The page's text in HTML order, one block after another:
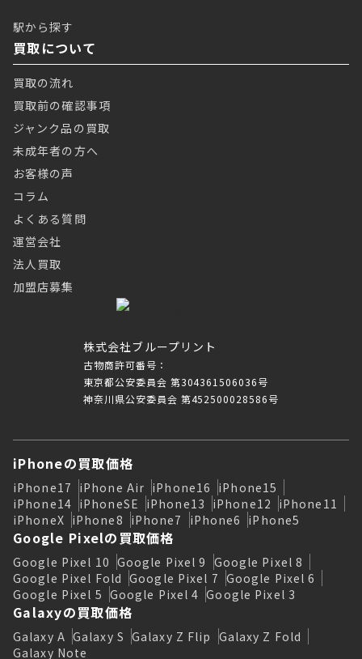
株式会社ブループリント
古物商許可番号：
東京都公安委員会 第304361506036号
神奈川県公安委員会 第452500028586号
駅から探す
買取について
買取の流れ
買取前の確認事項
ジャンク品の買取
未成年者の方へ
お客様の声
コラム
よくある質問
運営会社
法人買取
加盟店募集
iPhoneの買取価格
iPhone17 iPhone Air iPhone16 iPhone15
iPhone14 iPhoneSE iPhone13 iPhone12 iPhone11
iPhoneX iPhone8 iPhone7 iPhone6 iPhone5
Google Pixelの買取価格
Google Pixel 10 Google Pixel 9 Google Pixel 8
Google Pixel Fold Google Pixel 7 Google Pixel 6
Google Pixel 5 Google Pixel 4 Google Pixel 3
Galaxyの買取価格
Galaxy A Galaxy S Galaxy Z Flip Galaxy Z Fold
Galaxy Note